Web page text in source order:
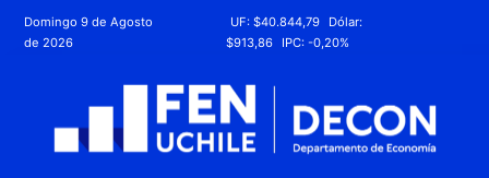
Domingo 9 de Agosto
de 2026
UF:$40.844,79
Dólar:
$913,86
IPC:-0,20%